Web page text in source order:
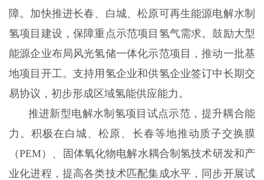
障。加快推进长春、白城、松原可再生能源电解水制
氢项目建设，保障重点示范项目氢气需求。鼓励大型
能源企业布局风光氢储一体化示范项目，推动一批基
地项目开工。支持用氢企业和供氢企业签订中长期交
易协议，初步形成区域氢能供应能力。
推进新型电解水制氢项目试点示范，提升耦合能
力。积极在白城、松原、长春等地推动质子交换膜
（PEM）、固体氧化物电解水耦合制氢技术研发和产
业化进程，提高各类技术匹配集成水平，同步开展试